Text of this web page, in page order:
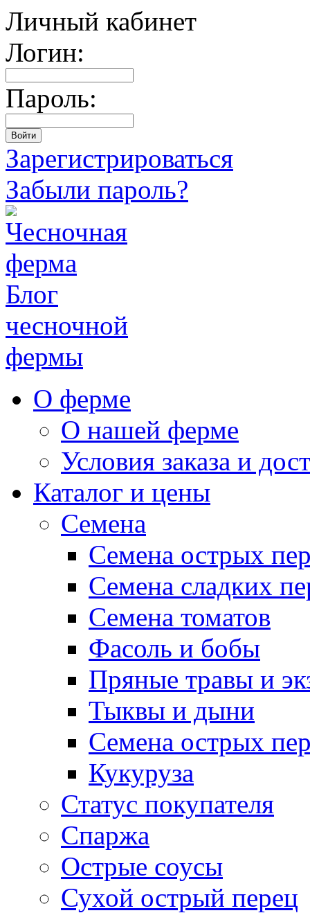
Личный кабинет
Логин:
Пароль:
Зарегистрироваться
Забыли пароль?
Блог
чесночной
фермы
О ферме
О нашей ферме
Условия заказа и
Каталог и цены
Семена
Семена острых
Семена сладких
Семена томатов
Фасоль и бобы
Пряные травы и
Тыквы и дыни
Семена острых
Кукуруза
Статус покупателя
Спаржа
Острые соусы
Сухой острый перец